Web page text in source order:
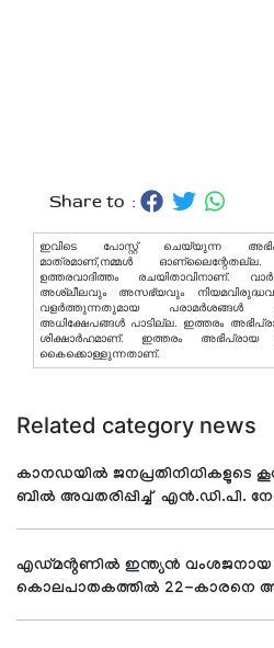
Share to :
ഇവിടെ പോസ്റ്റ് ചെയ്യുന്ന
മാത്രമാണ്,നമ്മൾ
ഉത്തരവാദിത്തം രചയിതാവിനാണ്.
അശ്ലീലവും അസഭ്യവും
വളര്‍ത്തുന്നതുമായ പരാമര്‍ശങ്ങള്‍
അധിക്ഷേപങ്ങള്‍ പാടില്ല. ഇത്തരം
ശിക്ഷാര്‍ഹമാണ്. ഇത്തരം അഭിപ്രായ
കൈക്കൊള്ളുന്നതാണ്.
Related category news
കാനഡയിൽ ജനപ്രതിനിധികളുടെ
ബിൽ അവതരിപ്പിച്ച് എൻ.ഡി.പി.
എഡ്മൻ്റണിൽ ഇന്ത്യൻ വംശജനായ
കൊലപാതകത്തിൽ 22-കാരനെ